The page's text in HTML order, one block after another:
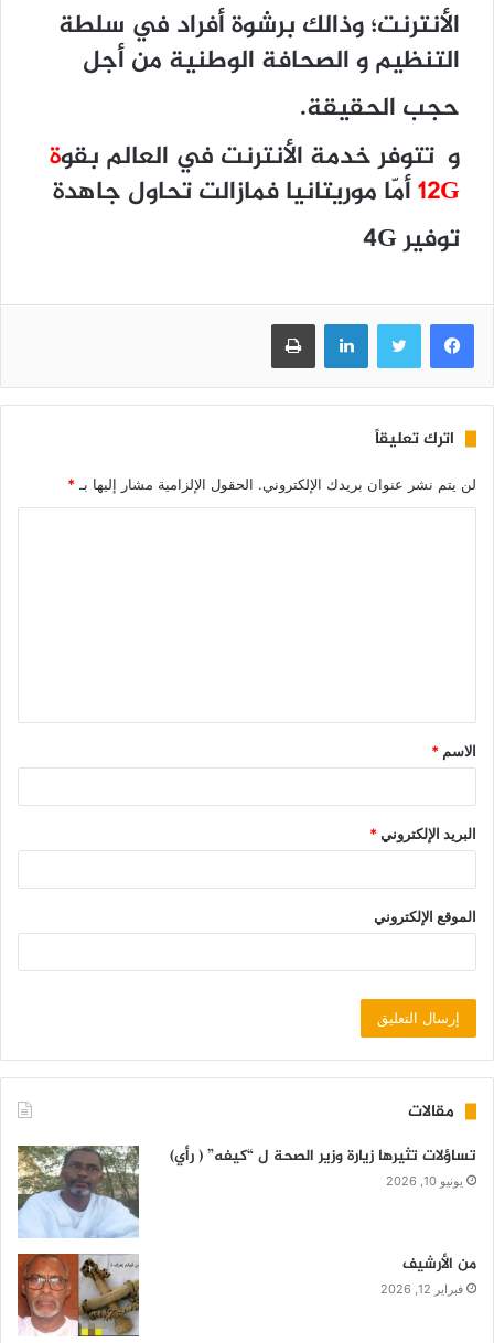
الأنترنت؛ وذالك برشوة أفراد في سلطة
التنظيم و الصحافة الوطنية من أجل
حجب الحقيقة.
و تتوفر خدمة الأنترنت في العالم بقوة
12Gأمّا موريتانيا فمازالت تحاول جاهدة
توفير 4G
فيسبوك تويتر لينكدإن طباعة
اترك تعليقاً
لن يتم نشر عنوان بريدك الإلكتروني. الحقول الإلزامية مشار إليها بـ *
الاسم *
البريد الإلكتروني*
الموقع الإلكتروني
مقالات
تساؤلات تثيرها زيارة وزير الصحة ل “كيفه” ( رأي)
يونيو 10, 2026
من الأرشيف
فبراير 12, 2026